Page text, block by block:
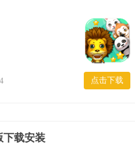
点击下载
下载安装